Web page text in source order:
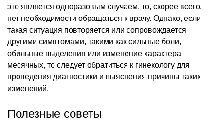
это является одноразовым случаем, то, скорее всего,
нет необходимости обращаться к врачу. Однако, если
такая ситуация повторяется или сопровождается
другими симптомами, такими как сильные боли,
обильные выделения или изменение характера
месячных, то следует обратиться к гинекологу для
проведения диагностики и выяснения причины таких
изменений.
Полезные советы